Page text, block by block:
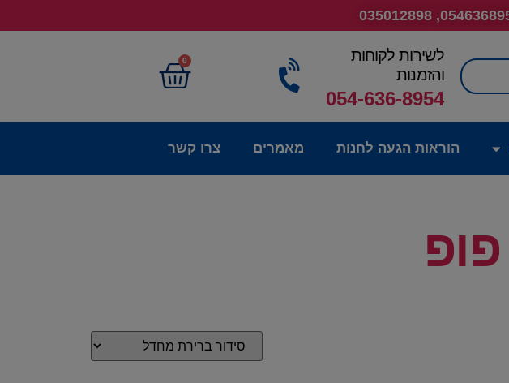
חיפוש
לשירות לקוחות
והזמנות
054-636-8954
0
הוראות הגעה לחנות מאמרים צרו קשר